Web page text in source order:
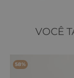
VOCÊ
58%